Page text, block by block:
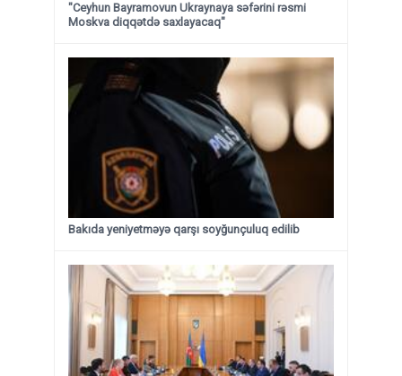
"Ceyhun Bayramovun Ukraynaya səfərini rəsmi
Moskva diqqətdə saxlayacaq"
Bakıda yeniyetməyə qarşı soyğunçuluq edilib